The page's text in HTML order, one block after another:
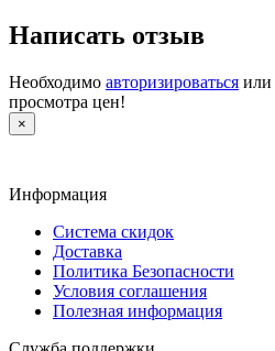
Написать отзыв
Необходимо авторизироваться или
просмотра цен!
×
Информация
Система скидок
Доставка
Политика Безопасности
Условия соглашения
Полезная информация